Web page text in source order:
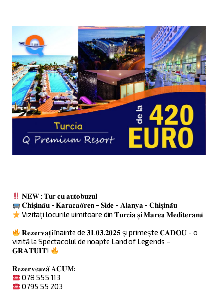
𝐍𝐄𝐖 : 𝐓𝐮𝐫 𝐜𝐮 𝐚𝐮𝐭𝐨𝐛𝐮𝐳𝐮𝐥
𝐂𝐡𝐢𝐬̦𝐢𝐧𝐚̆𝐮 - 𝐊𝐚𝐫𝐚𝐜𝐚𝐨̈𝐫𝐞𝐧 - 𝐒𝐢𝐝𝐞 - 𝐀𝐥𝐚𝐧𝐲𝐚 - 𝐂𝐡𝐢𝐬̦𝐢𝐧𝐚̆𝐮
Vizitați locurile uimitoare din 𝐓𝐮𝐫𝐜𝐢𝐚 𝐬̦𝐢 𝐌𝐚𝐫𝐞𝐚 𝐌𝐞𝐝𝐢𝐭𝐞𝐫𝐚𝐧𝐚̆
𝐑𝐞𝐳𝐞𝐫𝐯𝐚𝐭̦𝐢 înainte de 𝟑𝟏.𝟎𝟑.𝟐𝟎𝟐𝟓 și primește 𝐂𝐀𝐃𝐎𝐔 - o
vizită la Spectacolul de noapte Land of Legends –
𝐆𝐑𝐀𝐓𝐔𝐈𝐓!
𝐑𝐞𝐳𝐞𝐫𝐯𝐞𝐚𝐳𝐚̆ 𝐀𝐂𝐔𝐌:
078 555 113
0795 55 203